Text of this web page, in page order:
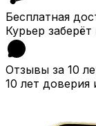
Бесплатная
Курьер
Отзывы за 10
10 лет доверия